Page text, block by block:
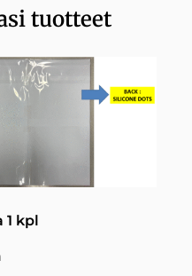
tuotteet
1 kpl